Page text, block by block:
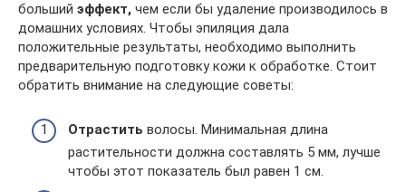
больший эффект, чем если бы удаление производилось в
домашних условиях. Чтобы эпиляция дала
положительные результаты, необходимо выполнить
предварительную подготовку кожи к обработке. Стоит
обратить внимание на следующие советы:
Отрастить волосы. Минимальная длина
растительности должна составлять 5 мм, лучше
чтобы этот показатель был равен 1 см.